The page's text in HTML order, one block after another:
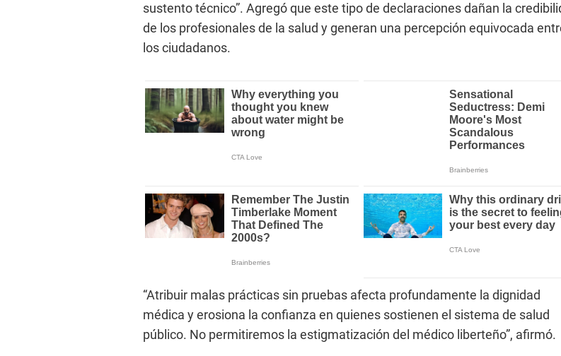
sustento técnico”. Agregó que este tipo de declaraciones dañan la
de los profesionales de la salud y generan una percepción equivocada
los ciudadanos.
“Atribuir malas prácticas sin pruebas afecta profundamente la dignidad
médica y erosiona la confianza en quienes sostienen el sistema de salud
público. No permitiremos la estigmatización del médico liberteño”, afirmó.